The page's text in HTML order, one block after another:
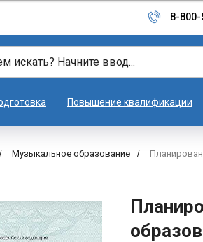
8-
Повышение квалификации
/ Музыкальное образование /